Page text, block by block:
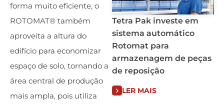
forma muito eficiente, o
ROTOMAT® também
aproveita a altura do
edifício para economizar
espaço de solo, tornando a
área central de produção
mais ampla, pois utiliza
Tetra Pak investe em
sistema automático
Rotomat para
armazenagem de peças
de reposição
LER MAIS